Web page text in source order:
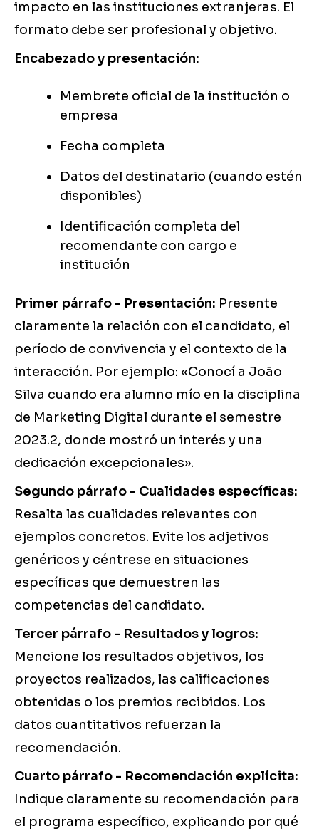
impacto en las instituciones extranjeras. El
formato debe ser profesional y objetivo.
Encabezado y presentación:
Membrete oficial de la institución o
empresa
Fecha completa
Datos del destinatario (cuando estén
disponibles)
Identificación completa del
recomendante con cargo e
institución
Primer párrafo - Presentación: Presente
claramente la relación con el candidato, el
período de convivencia y el contexto de la
interacción. Por ejemplo: «Conocí a João
Silva cuando era alumno mío en la disciplina
de Marketing Digital durante el semestre
2023.2, donde mostró un interés y una
dedicación excepcionales».
Segundo párrafo - Cualidades específicas:
Resalta las cualidades relevantes con
ejemplos concretos. Evite los adjetivos
genéricos y céntrese en situaciones
específicas que demuestren las
competencias del candidato.
Tercer párrafo - Resultados y logros:
Mencione los resultados objetivos, los
proyectos realizados, las calificaciones
obtenidas o los premios recibidos. Los
datos cuantitativos refuerzan la
recomendación.
Cuarto párrafo - Recomendación explícita:
Indique claramente su recomendación para
el programa específico, explicando por qué